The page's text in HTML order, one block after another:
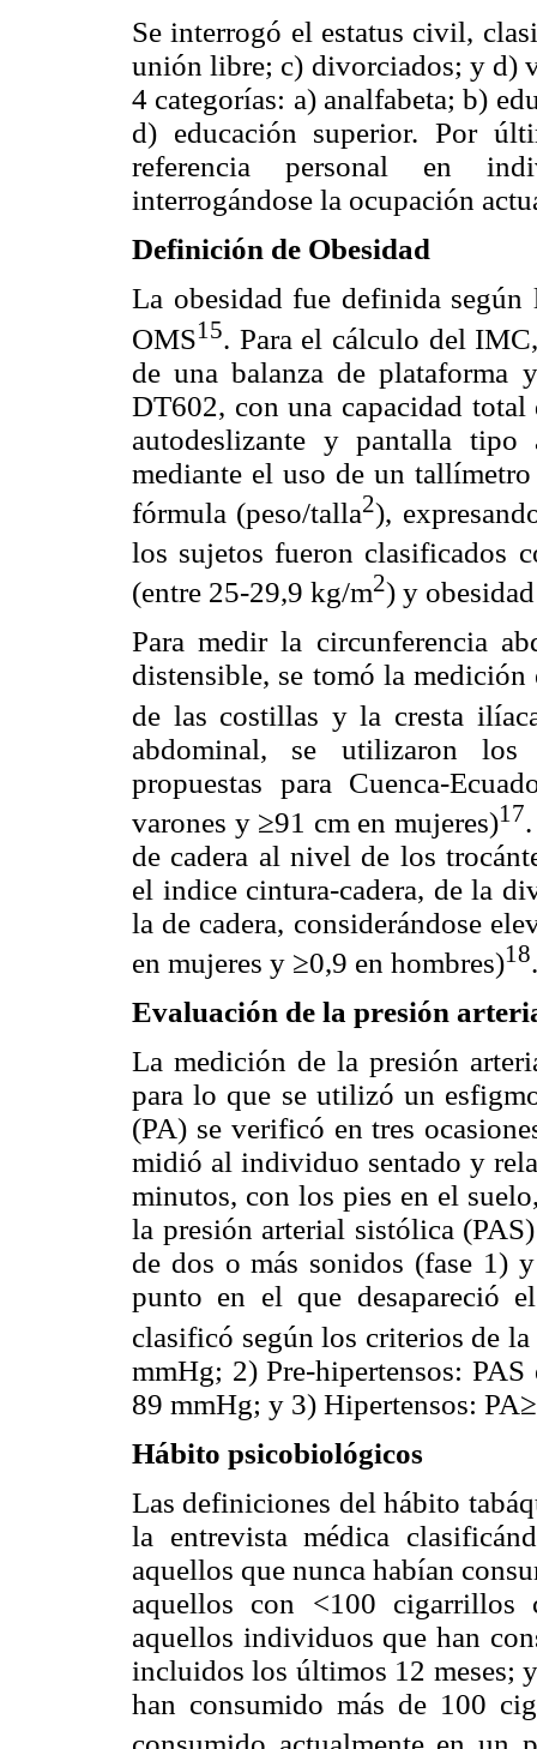
Se interrogó el estatus civil,
unión libre; c) divorciados; y d)
4 categorías: a) analfabeta; b)
d) educación superior. Por
referencia personal en
interrogándose la ocupación
Definición de Obesidad
La obesidad fue definida
OMS15. Para el cálculo del
de una balanza de plataforma
DT602, con una capacidad
autodeslizante y pantalla
mediante el uso de un
fórmula (peso/talla2),
los sujetos fueron clasificados
(entre 25-29,9 kg/m2) y
Para medir la circunferencia
distensible, se tomó la
de las costillas y la cresta
abdominal, se utilizaron los
propuestas para Cuenca-
varones y ≥91 cm en mujeres)17
de cadera al nivel de los
el indice cintura-cadera, de la
la de cadera, considerándose
en mujeres y ≥0,9 en hombres)18.
Evaluación de la presión
La medición de la presión
para lo que se utilizó un
(PA) se verificó en tres
midió al individuo sentado y
minutos, con los pies en el
la presión arterial sistólica
de dos o más sonidos (fase 1)
punto en el que desapareció
clasificó según los criterios de la
mmHg; 2) Pre-hipertensos:
89 mmHg; y 3) Hipertensos:
Hábito psicobiológicos
Las definiciones del hábito
la entrevista médica
aquellos que nunca habían
aquellos con <100 cigarrillos
aquellos individuos que han
incluidos los últimos 12 meses;
han consumido más de 100